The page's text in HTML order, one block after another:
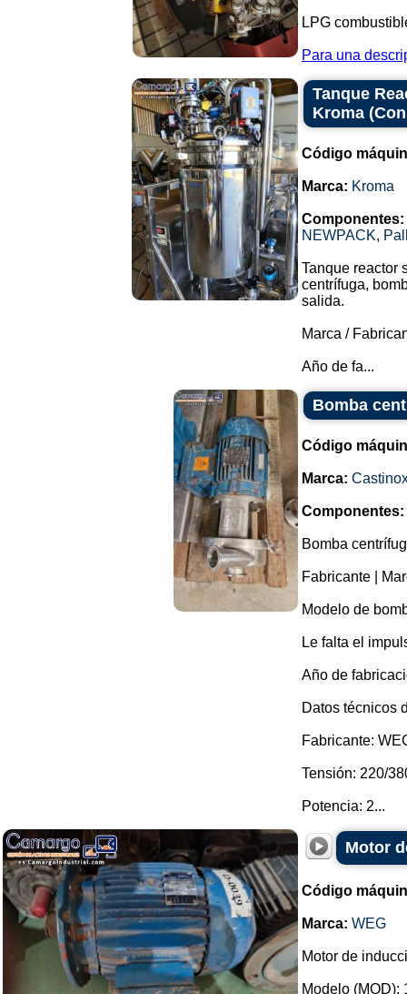
LPG
Para una
Tanque
Kroma
Código
Marca: Kroma
Componentes:
NEWPACK,
Tanque reactor
centrífuga,
salida.
Marca /
Año de fa...
Bomba
Código
Marca:
Componentes:
Bomba
Fabricante |
Modelo de
Le falta el
Año de
Datos técnicos
Fabricante:
Tensión: 220/
Potencia: 2...
Motor
Código
Marca: WEG
Motor de
Modelo (MOD):